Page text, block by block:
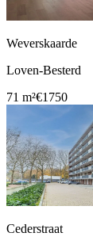
Weverskaarde
Loven-Besterd
71 m²€1750
Cederstraat